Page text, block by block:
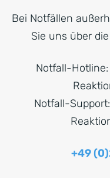
Bei Notfällen
Sie uns über
Notfall-Hotline:
Notfall-
+49